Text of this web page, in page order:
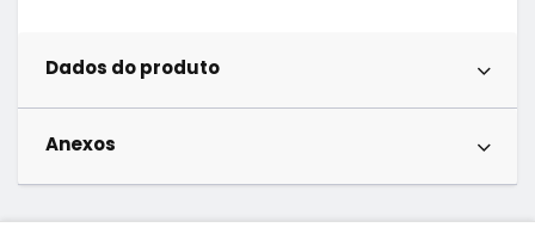
Dados do produto
Anexos